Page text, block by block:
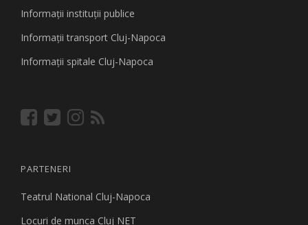
Informaţii instituţii publice
Informaţii transport Cluj-Napoca
Informaţii spitale Cluj-Napoca
PARTENERI
Teatrul National Cluj-Napoca
Locuri de munca Cluj NET